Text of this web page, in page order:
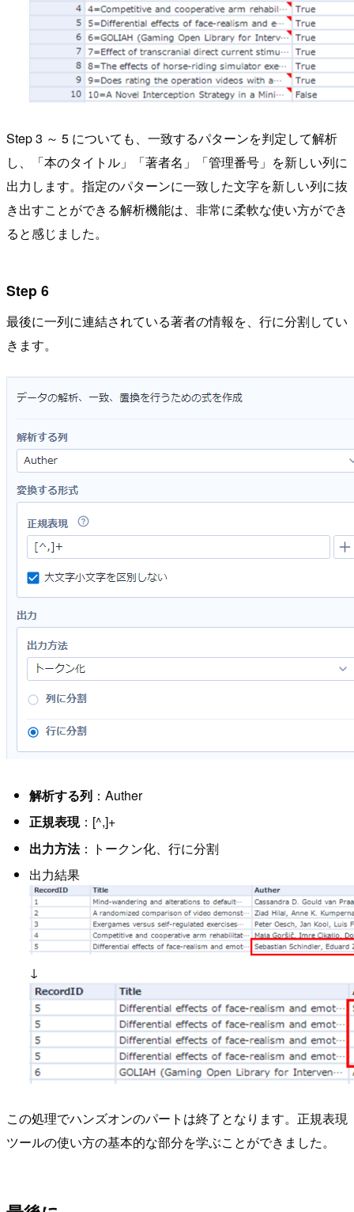
Step 3 ～ 5 についても、一致するパターンを判定して解析
し、「本のタイトル」「著者名」「管理番号」を新しい列に
出力します。指定のパターンに一致した文字を新しい列に抜
き出すことができる解析機能は、非常に柔軟な使い方ができ
ると感じました。
Step 6
最後に一列に連結されている著者の情報を、行に分割してい
きます。
解析する列：Auther
正規表現：[^,]+
出力方法：トークン化、行に分割
出力結果
↓
この処理でハンズオンのパートは終了となります。正規表現
ツールの使い方の基本的な部分を学ぶことができました。